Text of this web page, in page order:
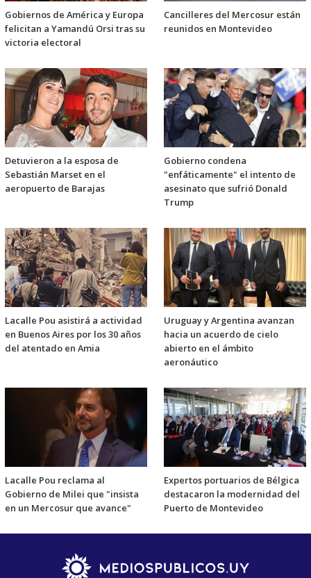
Gobiernos de América y Europa
felicitan a Yamandú Orsi tras su
victoria electoral
Cancilleres del Mercosur están
reunidos en Montevideo
Detuvieron a la esposa de
Sebastián Marset en el
aeropuerto de Barajas
Gobierno condena
"enfáticamente" el intento de
asesinato que sufrió Donald
Trump
Lacalle Pou asistirá a actividad
en Buenos Aires por los 30 años
del atentado en Amia
Uruguay y Argentina avanzan
hacia un acuerdo de cielo
abierto en el ámbito
aeronáutico
Lacalle Pou reclama al
Gobierno de Milei que "insista
en un Mercosur que avance"
Expertos portuarios de Bélgica
destacaron la modernidad del
Puerto de Montevideo